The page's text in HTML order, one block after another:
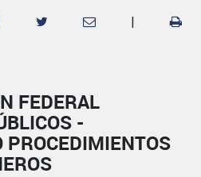
|
FEDERAL
-
PROCEDIMIENTOS